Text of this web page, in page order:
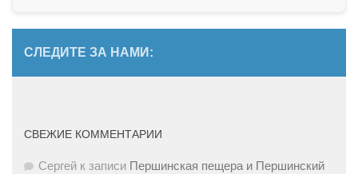
СЛЕДИТЕ ЗА НАМИ:
СВЕЖИЕ КОММЕНТАРИИ
Сергей к записи Першинская пещера и Першинский